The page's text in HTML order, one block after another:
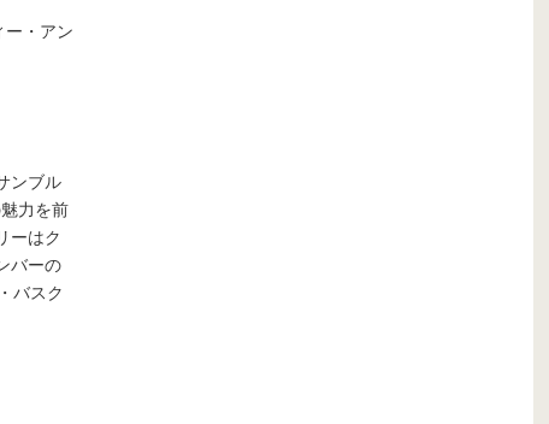
ー・アン
ンブル
力を前
ーはク
バーの
バスク